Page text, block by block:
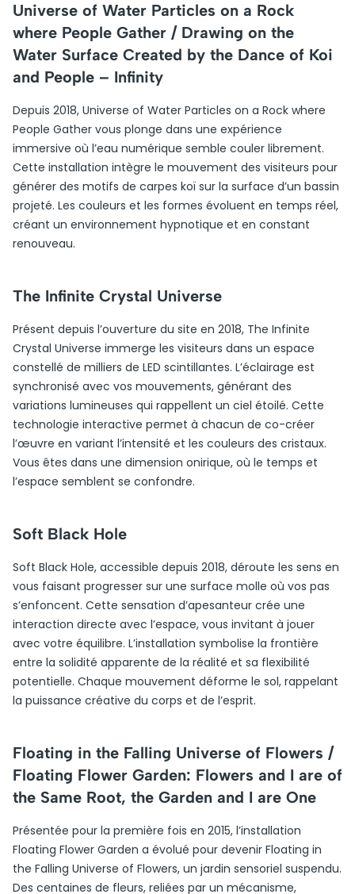
Universe of Water Particles on a Rock
where People Gather / Drawing on the
Water Surface Created by the Dance of Koi
and People – Infinity
Depuis 2018, Universe of Water Particles on a Rock where
People Gather vous plonge dans une expérience
immersive où l’eau numérique semble couler librement.
Cette installation intègre le mouvement des visiteurs pour
générer des motifs de carpes koï sur la surface d’un bassin
projeté. Les couleurs et les formes évoluent en temps réel,
créant un environnement hypnotique et en constant
renouveau.
The Infinite Crystal Universe
Présent depuis l’ouverture du site en 2018, The Infinite
Crystal Universe immerge les visiteurs dans un espace
constellé de milliers de LED scintillantes. L’éclairage est
synchronisé avec vos mouvements, générant des
variations lumineuses qui rappellent un ciel étoilé. Cette
technologie interactive permet à chacun de co-créer
l’œuvre en variant l’intensité et les couleurs des cristaux.
Vous êtes dans une dimension onirique, où le temps et
l’espace semblent se confondre.
Soft Black Hole
Soft Black Hole, accessible depuis 2018, déroute les sens en
vous faisant progresser sur une surface molle où vos pas
s’enfoncent. Cette sensation d’apesanteur crée une
interaction directe avec l’espace, vous invitant à jouer
avec votre équilibre. L’installation symbolise la frontière
entre la solidité apparente de la réalité et sa flexibilité
potentielle. Chaque mouvement déforme le sol, rappelant
la puissance créative du corps et de l’esprit.
Floating in the Falling Universe of Flowers /
Floating Flower Garden: Flowers and I are of
the Same Root, the Garden and I are One
Présentée pour la première fois en 2015, l’installation
Floating Flower Garden a évolué pour devenir Floating in
the Falling Universe of Flowers, un jardin sensoriel suspendu.
Des centaines de fleurs, reliées par un mécanisme,